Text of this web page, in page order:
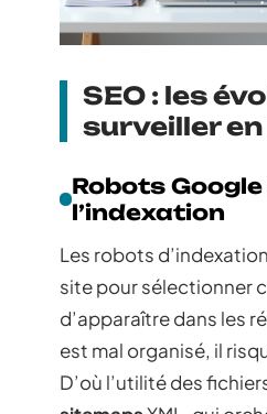
SEO : les
surveiller
Robots
l’indexation
Les robots
site pour sélectionner
d’apparaître dans les
est mal organisé, il
D’où l’utilité des